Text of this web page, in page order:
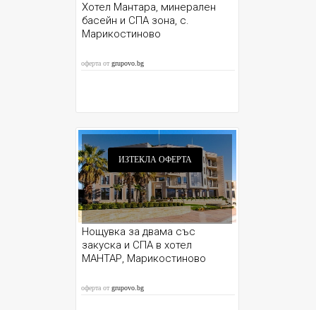
Хотел Мантара, минерален
басейн и СПА зона, с.
Марикостиново
оферта отgrupovo.bg
ИЗТЕКЛА ОФЕРТА
Нощувка за двама със
закуска и СПА в хотел
МАНТАР, Марикостиново
оферта отgrupovo.bg